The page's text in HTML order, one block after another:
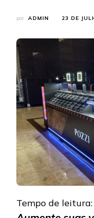
por ADMIN 23 DE
Tempo de leitura: